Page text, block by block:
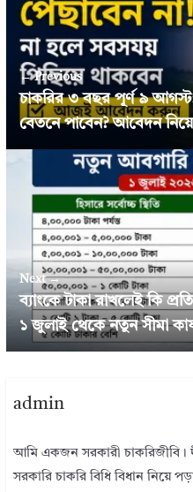
← Previous
চাকরির ৩ বছর পূর্ণ ৯ আগস্ট:
বেতনে পাবেন? আবেদন
Next →
ব্যাংকে টাকা রাখলেই কি
১ জুলাই থেকে নতুন সীমা
admin
আমি একজন সরকারী চাকরিজীবি।
সরকারি চাকরি বিধি বিধান নিয়ে